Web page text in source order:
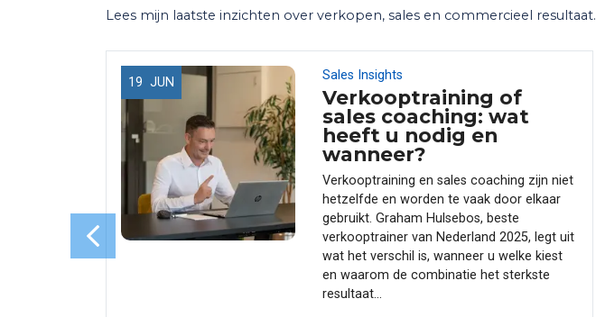
Lees mijn laatste inzichten over verkopen, sales en commercieel resultaat.
19 JUN Sales Insights
Verkooptraining of
sales coaching: wat
heeft u nodig en
wanneer?
Verkooptraining en sales coaching zijn niet
hetzelfde en worden te vaak door elkaar
gebruikt. Graham Hulsebos, beste
verkooptrainer van Nederland 2025, legt uit
wat het verschil is, wanneer u welke kiest
en waarom de combinatie het sterkste
resultaat...